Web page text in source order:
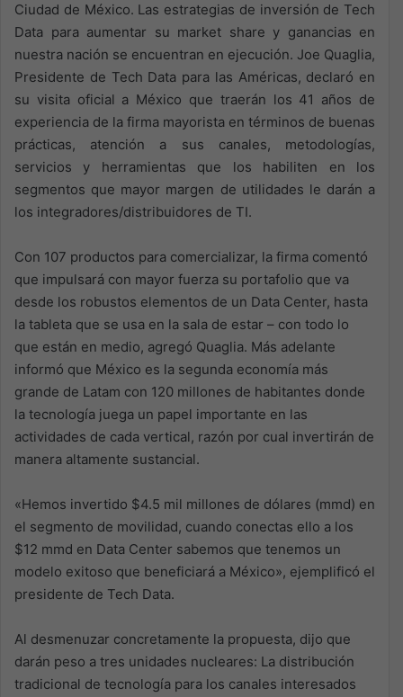
Ciudad de México. Las estrategias de inversión de Tech
Data para aumentar su market share y ganancias en
nuestra nación se encuentran en ejecución. Joe Quaglia,
Presidente de Tech Data para las Américas, declaró en
su visita oficial a México que traerán los 41 años de
experiencia de la firma mayorista en términos de buenas
prácticas, atención a sus canales, metodologías,
servicios y herramientas que los habiliten en los
segmentos que mayor margen de utilidades le darán a
los integradores/distribuidores de TI.
Con 107 productos para comercializar, la firma comentó
que impulsará con mayor fuerza su portafolio que va
desde los robustos elementos de un Data Center, hasta
la tableta que se usa en la sala de estar – con todo lo
que están en medio, agregó Quaglia. Más adelante
informó que México es la segunda economía más
grande de Latam con 120 millones de habitantes donde
la tecnología juega un papel importante en las
actividades de cada vertical, razón por cual invertirán de
manera altamente sustancial.
«Hemos invertido $4.5 mil millones de dólares (mmd) en
el segmento de movilidad, cuando conectas ello a los
$12 mmd en Data Center sabemos que tenemos un
modelo exitoso que beneficiará a México», ejemplificó el
presidente de Tech Data.
Al desmenuzar concretamente la propuesta, dijo que
darán peso a tres unidades nucleares: La distribución
tradicional de tecnología para los canales interesados